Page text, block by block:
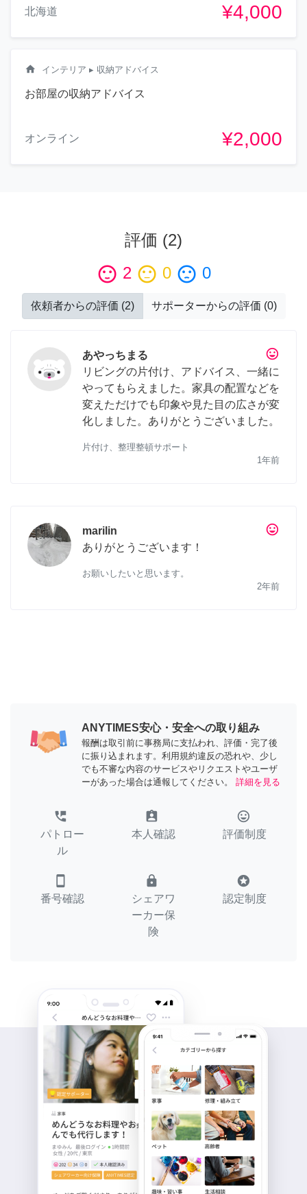
北海道 ¥4,000
home インテリア ▸ 収納アドバイス
お部屋の収納アドバイス
オンライン ¥2,000
評価 (2)
sentiment_satisfied 2 sentiment_neutral 0 sentiment_dissatisfied 0
依頼者からの評価 (2) サポーターからの評価 (0)
tag_faces
あやっちまる
リビングの片付け、アドバイス、一緒に
やってもらえました。家具の配置などを
変えただけでも印象や見た目の広さが変
化しました。ありがとうございました。
片付け、整理整頓サポート
1年前
tag_faces
marilin
ありがとうございます！
お願いしたいと思います。
2年前
ANYTIMES安心・安全への取り組み
報酬は取引前に事務局に支払われ、評価・完了後
に振り込まれます。利用規約違反の恐れや、少し
でも不審な内容のサービスやリクエストやユーザ
ーがあった場合は通報してください。
詳細を見る
perm_phone_msg
パトロー
ル
assignment_ind
本人確認
tag_faces
評価制度
smartphone
番号確認
lock
シェアワ
ーカー保
険
stars
認定制度